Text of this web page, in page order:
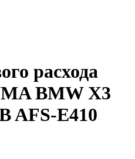
расхода
BMW X3
AFS-E410